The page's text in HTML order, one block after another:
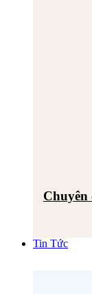
Tin Tức